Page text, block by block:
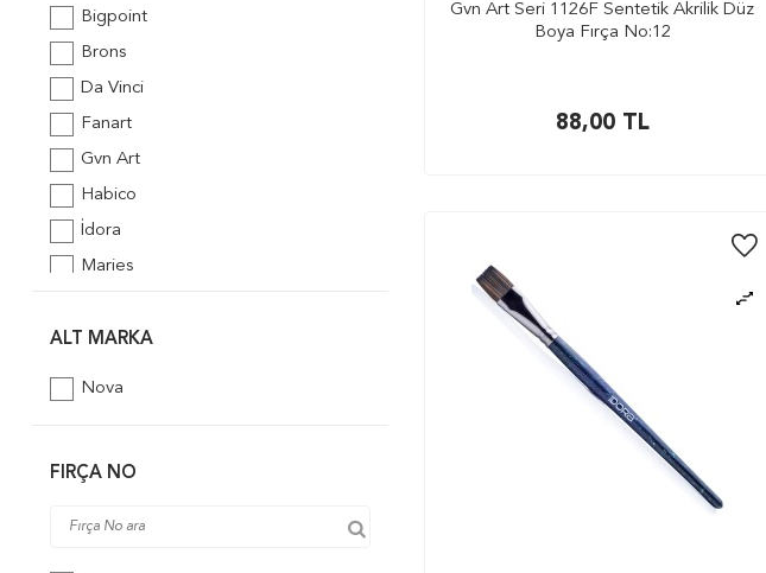
Yelpaze Fırça
Zemin Fırça
Stencil Fırçası
Tezhip Fırçası
Liner Fırça
Bigpoint
Brons
Da Vinci
Fanart
Gvn Art
Habico
İdora
Maries
Rembrandt
ALT MARKA
Nova
FIRÇA NO
Gvn Art Seri 1126F Sentetik Akrilik Düz
Boya Fırça No:12
88,00TL